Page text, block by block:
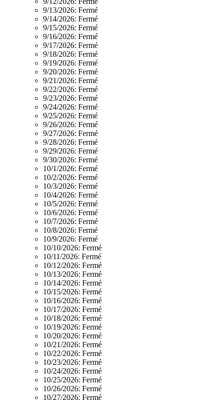
9/13/2026: Fermé
9/14/2026: Fermé
9/15/2026: Fermé
9/16/2026: Fermé
9/17/2026: Fermé
9/18/2026: Fermé
9/19/2026: Fermé
9/20/2026: Fermé
9/21/2026: Fermé
9/22/2026: Fermé
9/23/2026: Fermé
9/24/2026: Fermé
9/25/2026: Fermé
9/26/2026: Fermé
9/27/2026: Fermé
9/28/2026: Fermé
9/29/2026: Fermé
9/30/2026: Fermé
10/1/2026: Fermé
10/2/2026: Fermé
10/3/2026: Fermé
10/4/2026: Fermé
10/5/2026: Fermé
10/6/2026: Fermé
10/7/2026: Fermé
10/8/2026: Fermé
10/9/2026: Fermé
10/10/2026: Fermé
10/11/2026: Fermé
10/12/2026: Fermé
10/13/2026: Fermé
10/14/2026: Fermé
10/15/2026: Fermé
10/16/2026: Fermé
10/17/2026: Fermé
10/18/2026: Fermé
10/19/2026: Fermé
10/20/2026: Fermé
10/21/2026: Fermé
10/22/2026: Fermé
10/23/2026: Fermé
10/24/2026: Fermé
10/25/2026: Fermé
10/26/2026: Fermé
10/27/2026: Fermé